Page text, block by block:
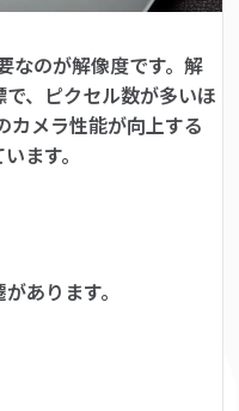
なのが解像度です。解
、ピクセル数が多いほ
カメラ性能が向上する
ます。
あります。